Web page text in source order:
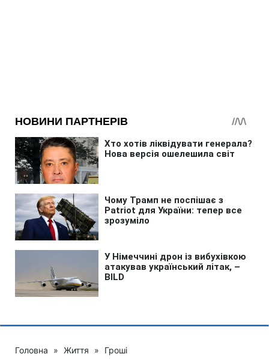
Головна » Життя » Гроші